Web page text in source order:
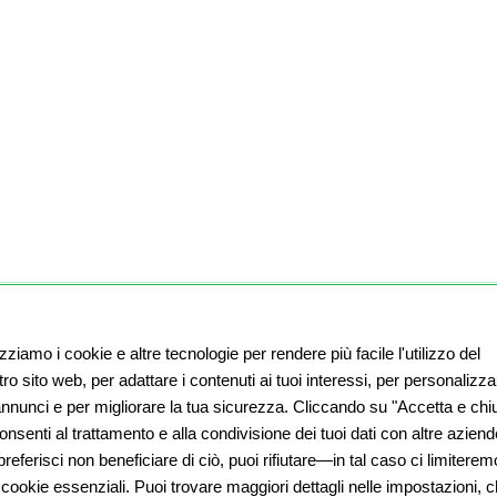
i cookie e altre tecnologie per rendere più facile l'utilizzo del
sito web, per adattare i contenuti ai tuoi interessi, per
e per migliorare la tua sicurezza. Cliccando su "Accetta e
al trattamento e alla condivisione dei tuoi dati con altre
non beneficiare di ciò, puoi rifiutare—in tal caso ci
essenziali. Puoi trovare maggiori dettagli nelle impostazioni,